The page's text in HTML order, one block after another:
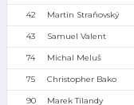
42 Martin Straňovský
43 Samuel Valent
74 Michal Meluš
75 Christopher Bako
90 Marek Tilandy